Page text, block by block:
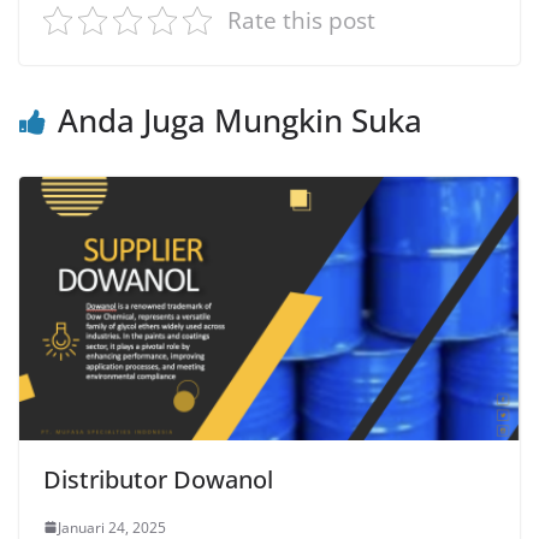
Rate this post
Anda Juga Mungkin Suka
Distributor Dowanol
Januari 24, 2025